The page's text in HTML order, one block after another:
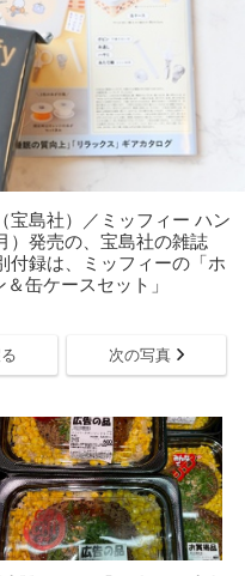
宝島社）／ミッフィー ハン
）発売の、宝島社の雑誌
付録は、ミッフィーの「ホ
缶ケースセット」
次の写真